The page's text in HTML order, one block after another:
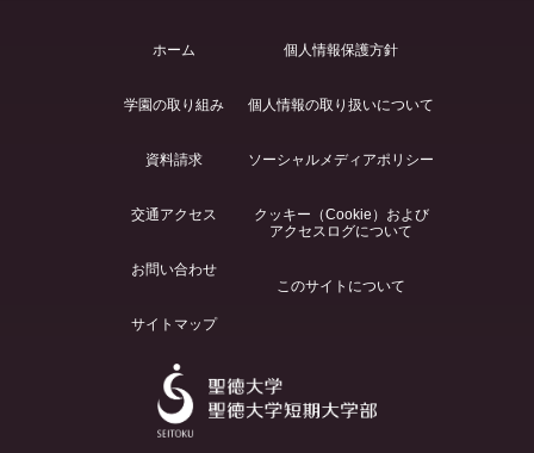
ホーム
学園の取り組み
資料請求
交通アクセス
お問い合わせ
サイトマップ
個人情報保護方針
個人情報の取り扱いについて
ソーシャルメディアポリシー
クッキー（Cookie）および
アクセスログについて
このサイトについて